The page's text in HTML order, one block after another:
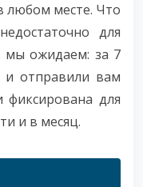
любом месте. Что
для
мы ожидаем: за 7
и отправили вам
фиксирована для
и в месяц.